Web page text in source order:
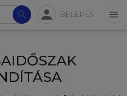
search person BELÉPÉS menu